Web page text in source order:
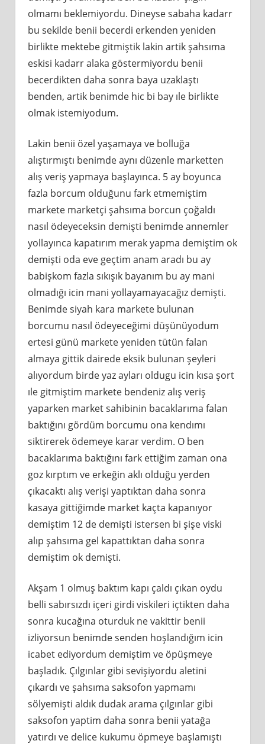
olmamı beklemiyordu. Dineyse sabaha kadarr
bu sekilde benii becerdi erkenden yeniden
birlikte mektebe gitmiştik lakin artik şahsıma
eskisi kadarr alaka göstermiyordu benii
becerdikten daha sonra baya uzaklaştı
benden, artik benimde hic bi bay ıle birlikte
olmak istemiyodum.
Lakin benii özel yaşamaya ve bolluğa
alıştırmıştı benimde aynı düzenle marketten
alış veriş yapmaya başlayınca. 5 ay boyunca
fazla borcum olduğunu fark etmemiştim
markete marketçi şahsıma borcun çoğaldı
nasıl ödeyeceksin demişti benimde annemler
yollayınca kapatırım merak yapma demiştim ok
demişti oda eve geçtim anam aradı bu ay
babişkom fazla sıkışık bayanım bu ay mani
olmadığı icin mani yollayamayacağız demişti.
Benimde siyah kara markete bulunan
borcumu nasıl ödeyeceğimi düşünüyodum
ertesi günü markete yeniden tütün falan
almaya gittik dairede eksik bulunan şeyleri
alıyordum birde yaz ayları oldugu icin kısa şort
ıle gitmiştim markete bendeniz alış veriş
yaparken market sahibinin bacaklarıma falan
baktığını gördüm borcumu ona kendımı
siktirerek ödemeye karar verdim. O ben
bacaklarıma baktığını fark ettiğim zaman ona
goz kırptım ve erkeğin aklı olduğu yerden
çıkacaktı alış verişi yaptıktan daha sonra
kasaya gittiğimde market kaçta kapanıyor
demiştim 12 de demişti istersen bi şişe viski
alıp şahsıma gel kapattıktan daha sonra
demiştim ok demişti.
Akşam 1 olmuş baktım kapı çaldı çıkan oydu
belli sabırsızdı içeri girdi viskileri içtikten daha
sonra kucağına oturduk ne vakittir benii
izliyorsun benimde senden hoşlandığım icin
icabet ediyordum demiştim ve öpüşmeye
başladık. Çılgınlar gibi sevişiyordu aletini
çıkardı ve şahsıma saksofon yapmamı
sölyemişti aldık dudak arama çılgınlar gibi
saksofon yaptim daha sonra benii yatağa
yatırdı ve delice kukumu öpmeye başlamıştı